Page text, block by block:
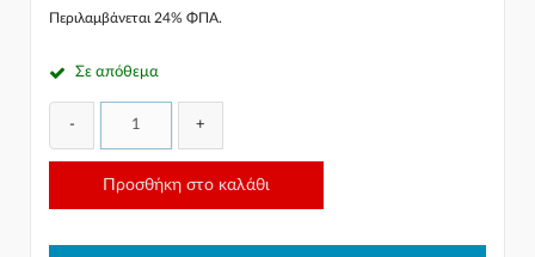
Περιλαμβάνεται 24% ΦΠΑ.
Σε απόθεμα
- +
Προσθήκη στο καλάθι